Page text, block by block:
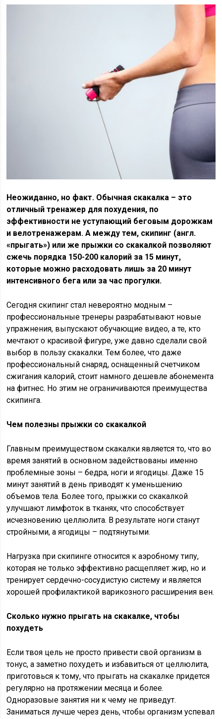
Неожиданно, но факт. Обычная скакалка – это
отличный тренажер для похудения, по
эффективности не уступающий беговым дорожкам
и велотренажерам. А между тем, скипинг (англ.
«прыгать») или же прыжки со скакалкой позволяют
сжечь порядка 150-200 калорий за 15 минут,
которые можно расходовать лишь за 20 минут
интенсивного бега или за час прогулки.
Сегодня скипинг стал невероятно модным –
профессиональные тренеры разрабатывают новые
упражнения, выпускают обучающие видео, а те, кто
мечтают о красивой фигуре, уже давно сделали свой
выбор в пользу скакалки. Тем более, что даже
профессиональный снаряд, оснащенный счетчиком
сжигания калорий, стоит намного дешевле абонемента
на фитнес. Но этим не ограничиваются преимущества
скипинга.
Чем полезны прыжки со скакалкой
Главным преимуществом скакалки является то, что во
время занятий в основном задействованы именно
проблемные зоны – бедра, ноги и ягодицы. Даже 15
минут занятий в день приводят к уменьшению
объемов тела. Более того, прыжки со скакалкой
улучшают лимфоток в тканях, что способствует
исчезновению целлюлита. В результате ноги станут
стройными, а ягодицы – подтянутыми.
Нагрузка при скипинге относится к аэробному типу,
которая не только эффективно расщепляет жир, но и
тренирует сердечно-сосудистую систему и является
хорошей профилактикой варикозного расширения вен.
Сколько нужно прыгать на скакалке, чтобы
похудеть
Если твоя цель не просто привести свой организм в
тонус, а заметно похудеть и избавиться от целлюлита,
приготовься к тому, что прыгать на скакалке придется
регулярно на протяжении месяца и более.
Одноразовые занятия ни к чему не приведут.
Заниматься лучше через день, чтобы организм успевал